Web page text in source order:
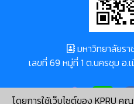
โดยการใช้เว็บไซต์ของ KPRU
มหาวิทยาลัยร
เลขที่ 69 หมู่ที่ 1 ต.นครชุม อ